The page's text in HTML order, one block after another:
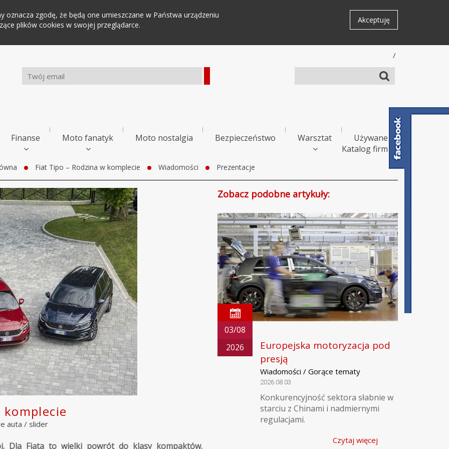
oznacza zgodę, że będą one umieszczane w Państwa urządzeniu
plików cookies w swojej przeglądarce.
Akceptuję
/
Finanse Moto fanatyk Moto nostalgia Bezpieczeństwo Warsztat
Używane
Katalog firm
Fiat Tipo – Rodzina w komplecie Wiadomości Prezentacje
komplecie
auta / slider
Dla Fiata to wielki powrót do klasy kompaktów.
Zobacz podobne artykuły:
03/08
2026
Europejska motoryzacja pod
presją
Wiadomości / Gorące tematy
2026.08.03
Konkurencyjność sektora słabnie w
starciu z Chinami i nadmiernymi
regulacjami.
Czytaj więcej